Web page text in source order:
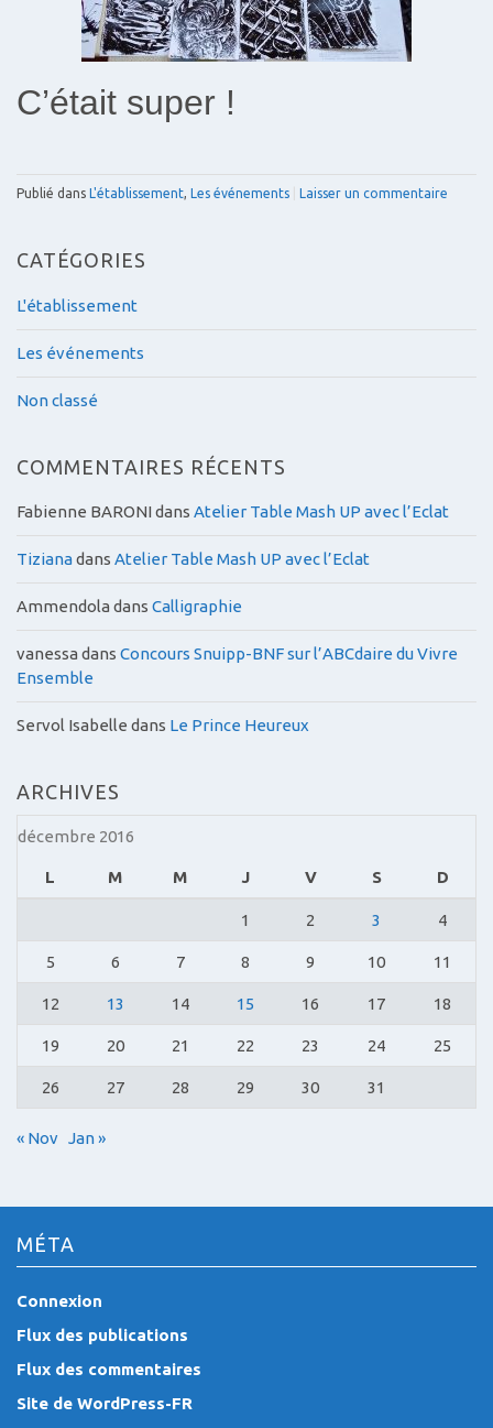
C’était super !
Publié dans L'établissement, Les événements Laisser un commentaire
CATÉGORIES
L'établissement
Les événements
Non classé
COMMENTAIRES RÉCENTS
Fabienne BARONIdans Atelier Table Mash UP avec l’Eclat
Tizianadans Atelier Table Mash UP avec l’Eclat
Ammendola dans Calligraphie
vanessa dans Concours Snuipp-BNF sur l’ABCdaire du Vivre
Ensemble
Servol Isabelle dans Le Prince Heureux
ARCHIVES
décembre 2016
L M M J V S D
1 2 3 4
5 6 7 8 9 10 11
12 13 14 15 16 17 18
19 20 21 22 23 24 25
26 27 28 29 30 31
« Nov Jan »
MÉTA
Connexion
Flux des publications
Flux des commentaires
Site de WordPress-FR